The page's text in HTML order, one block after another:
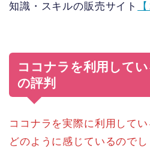
知識・スキルの販売サイト
ココナラを利用して
の評判
ココナラを実際に利用して
どのように感じているのでし